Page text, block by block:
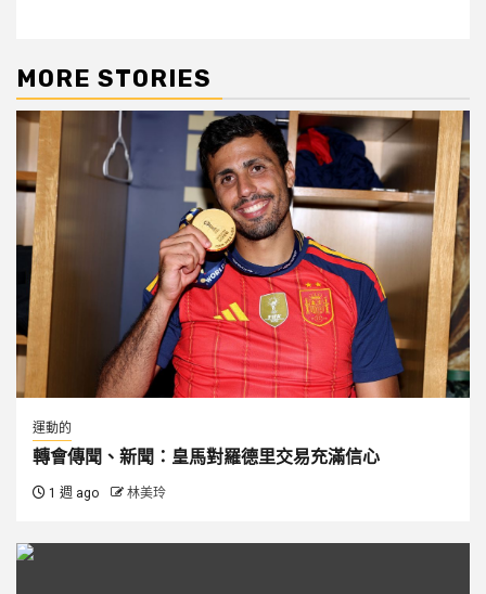
MORE STORIES
運動的
轉會傳聞、新聞：皇馬對羅德里交易充滿信心
1 週 ago 林美玲